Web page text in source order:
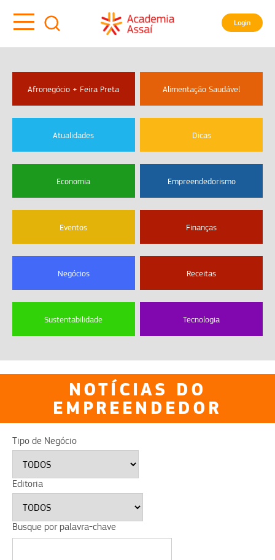
Login
Afronegócio + Feira Preta Alimentação Saudável
Atualidades Dicas
Economia Empreendedorismo
Eventos Finanças
Negócios Receitas
Sustentabilidade Tecnologia
NOTÍCIAS DO
EMPREENDEDOR
Tipo de Negócio
Editoria
Busque por palavra-chave